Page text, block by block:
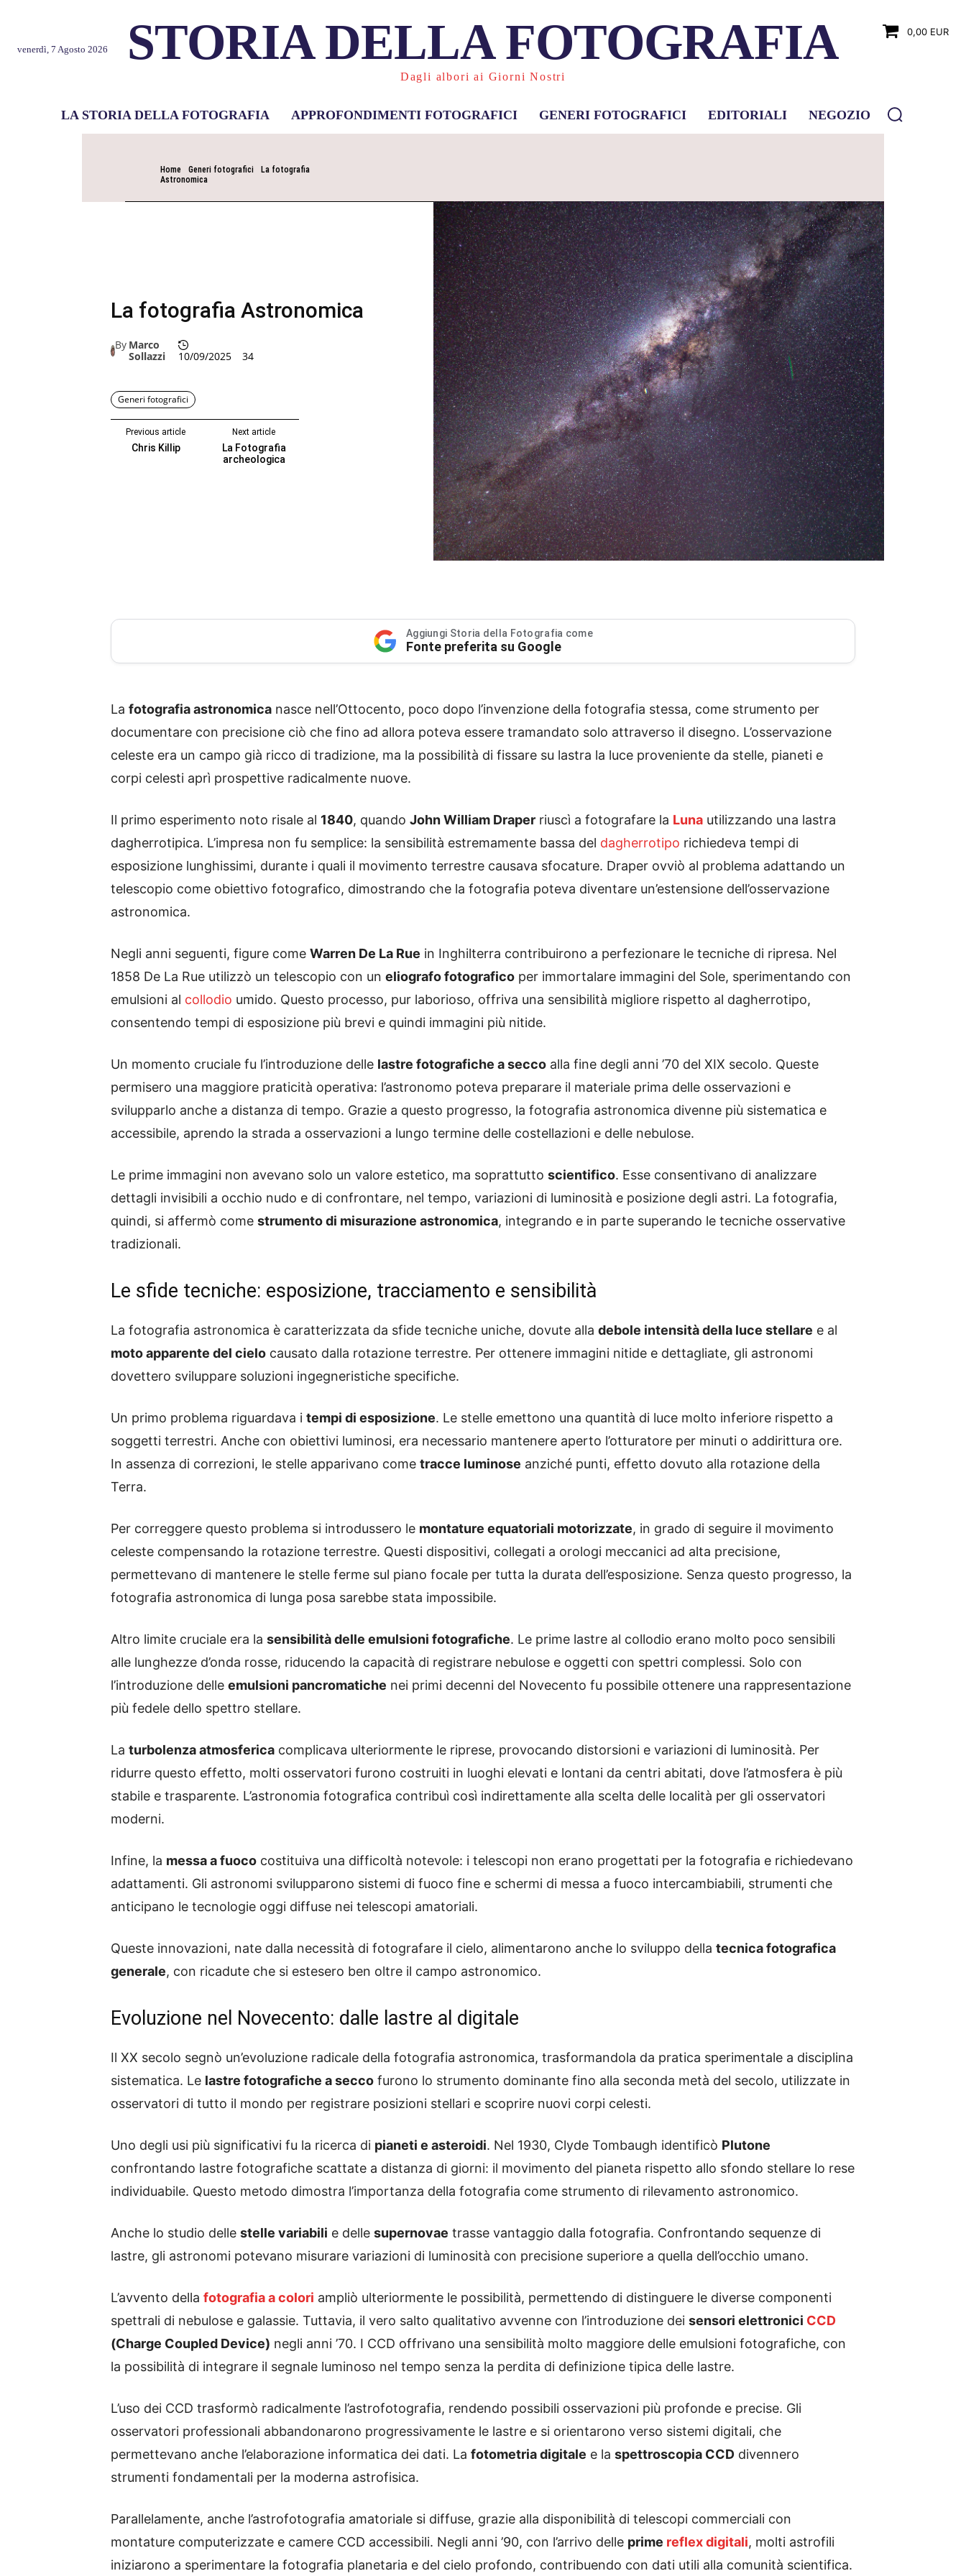
venerdì, 7 Agosto 2026 STORIA DELLA FOTOGRAFIA
Dagli albori ai Giorni Nostri
0,00 EUR
LA STORIA DELLA FOTOGRAFIA APPROFONDIMENTI FOTOGRAFICI GENERI FOTOGRAFICI EDITORIALI NEGOZIO
Home Generi fotografici
La fotografia
Astronomica
La fotografia Astronomica
By Marco
Sollazzi
10/09/2025 34
Generi fotografici
Previous article
Chris Killip
Next article
La Fotografia
archeologica
Aggiungi Storia della Fotografia come
Fonte preferita su Google
La fotografia astronomica nasce nell’Ottocento, poco dopo l’invenzione della fotografia stessa, come strumento per
documentare con precisione ciò che fino ad allora poteva essere tramandato solo attraverso il disegno. L’osservazione
celeste era un campo già ricco di tradizione, ma la possibilità di fissare su lastra la luce proveniente da stelle, pianeti e
corpi celesti aprì prospettive radicalmente nuove.
Il primo esperimento noto risale al 1840, quando John William Draper riuscì a fotografare la Luna utilizzando una lastra
dagherrotipica. L’impresa non fu semplice: la sensibilità estremamente bassa del dagherrotipo richiedeva tempi di
esposizione lunghissimi, durante i quali il movimento terrestre causava sfocature. Draper ovviò al problema adattando un
telescopio come obiettivo fotografico, dimostrando che la fotografia poteva diventare un’estensione dell’osservazione
astronomica.
Negli anni seguenti, figure come Warren De La Rue in Inghilterra contribuirono a perfezionare le tecniche di ripresa. Nel
1858 De La Rue utilizzò un telescopio con un eliografo fotografico per immortalare immagini del Sole, sperimentando con
emulsioni al collodio umido. Questo processo, pur laborioso, offriva una sensibilità migliore rispetto al dagherrotipo,
consentendo tempi di esposizione più brevi e quindi immagini più nitide.
Un momento cruciale fu l’introduzione delle lastre fotografiche a secco alla fine degli anni ’70 del XIX secolo. Queste
permisero una maggiore praticità operativa: l’astronomo poteva preparare il materiale prima delle osservazioni e
svilupparlo anche a distanza di tempo. Grazie a questo progresso, la fotografia astronomica divenne più sistematica e
accessibile, aprendo la strada a osservazioni a lungo termine delle costellazioni e delle nebulose.
Le prime immagini non avevano solo un valore estetico, ma soprattutto scientifico. Esse consentivano di analizzare
dettagli invisibili a occhio nudo e di confrontare, nel tempo, variazioni di luminosità e posizione degli astri. La fotografia,
quindi, si affermò come strumento di misurazione astronomica, integrando e in parte superando le tecniche osservative
tradizionali.
Le sfide tecniche: esposizione, tracciamento e sensibilità
La fotografia astronomica è caratterizzata da sfide tecniche uniche, dovute alla debole intensità della luce stellare e al
moto apparente del cielo causato dalla rotazione terrestre. Per ottenere immagini nitide e dettagliate, gli astronomi
dovettero sviluppare soluzioni ingegneristiche specifiche.
Un primo problema riguardava i tempi di esposizione. Le stelle emettono una quantità di luce molto inferiore rispetto a
soggetti terrestri. Anche con obiettivi luminosi, era necessario mantenere aperto l’otturatore per minuti o addirittura ore.
In assenza di correzioni, le stelle apparivano come tracce luminose anziché punti, effetto dovuto alla rotazione della
Terra.
Per correggere questo problema si introdussero le montature equatoriali motorizzate, in grado di seguire il movimento
celeste compensando la rotazione terrestre. Questi dispositivi, collegati a orologi meccanici ad alta precisione,
permettevano di mantenere le stelle ferme sul piano focale per tutta la durata dell’esposizione. Senza questo progresso, la
fotografia astronomica di lunga posa sarebbe stata impossibile.
Altro limite cruciale era la sensibilità delle emulsioni fotografiche. Le prime lastre al collodio erano molto poco sensibili
alle lunghezze d’onda rosse, riducendo la capacità di registrare nebulose e oggetti con spettri complessi. Solo con
l’introduzione delle emulsioni pancromatiche nei primi decenni del Novecento fu possibile ottenere una rappresentazione
più fedele dello spettro stellare.
La turbolenza atmosferica complicava ulteriormente le riprese, provocando distorsioni e variazioni di luminosità. Per
ridurre questo effetto, molti osservatori furono costruiti in luoghi elevati e lontani da centri abitati, dove l’atmosfera è più
stabile e trasparente. L’astronomia fotografica contribuì così indirettamente alla scelta delle località per gli osservatori
moderni.
Infine, la messa a fuoco costituiva una difficoltà notevole: i telescopi non erano progettati per la fotografia e richiedevano
adattamenti. Gli astronomi svilupparono sistemi di fuoco fine e schermi di messa a fuoco intercambiabili, strumenti che
anticipano le tecnologie oggi diffuse nei telescopi amatoriali.
Queste innovazioni, nate dalla necessità di fotografare il cielo, alimentarono anche lo sviluppo della tecnica fotografica
generale, con ricadute che si estesero ben oltre il campo astronomico.
Evoluzione nel Novecento: dalle lastre al digitale
Il XX secolo segnò un’evoluzione radicale della fotografia astronomica, trasformandola da pratica sperimentale a disciplina
sistematica. Le lastre fotografiche a secco furono lo strumento dominante fino alla seconda metà del secolo, utilizzate in
osservatori di tutto il mondo per registrare posizioni stellari e scoprire nuovi corpi celesti.
Uno degli usi più significativi fu la ricerca di pianeti e asteroidi. Nel 1930, Clyde Tombaugh identificò Plutone
confrontando lastre fotografiche scattate a distanza di giorni: il movimento del pianeta rispetto allo sfondo stellare lo rese
individuabile. Questo metodo dimostra l’importanza della fotografia come strumento di rilevamento astronomico.
Anche lo studio delle stelle variabili e delle supernovae trasse vantaggio dalla fotografia. Confrontando sequenze di
lastre, gli astronomi potevano misurare variazioni di luminosità con precisione superiore a quella dell’occhio umano.
L’avvento della fotografia a colori ampliò ulteriormente le possibilità, permettendo di distinguere le diverse componenti
spettrali di nebulose e galassie. Tuttavia, il vero salto qualitativo avvenne con l’introduzione dei sensori elettronici CCD
(Charge Coupled Device) negli anni ’70. I CCD offrivano una sensibilità molto maggiore delle emulsioni fotografiche, con
la possibilità di integrare il segnale luminoso nel tempo senza la perdita di definizione tipica delle lastre.
L’uso dei CCD trasformò radicalmente l’astrofotografia, rendendo possibili osservazioni più profonde e precise. Gli
osservatori professionali abbandonarono progressivamente le lastre e si orientarono verso sistemi digitali, che
permettevano anche l’elaborazione informatica dei dati. La fotometria digitale e la spettroscopia CCD divennero
strumenti fondamentali per la moderna astrofisica.
Parallelamente, anche l’astrofotografia amatoriale si diffuse, grazie alla disponibilità di telescopi commerciali con
montature computerizzate e camere CCD accessibili. Negli anni ’90, con l’arrivo delle prime reflex digitali, molti astrofili
iniziarono a sperimentare la fotografia planetaria e del cielo profondo, contribuendo con dati utili alla comunità scientifica.